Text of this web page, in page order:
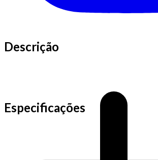
Descrição
Especificações